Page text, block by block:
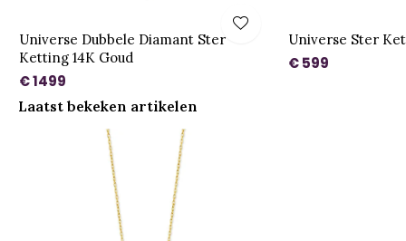
Universe Dubbele Diamant Ster
Ketting 14K Goud
€ 1499
Universe Ster
€ 599
Laatst bekeken artikelen